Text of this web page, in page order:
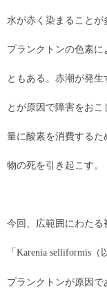
水が赤く染まること
プランクトンの色素に
ともある。赤潮が発
とが原因で障害をお
量に酸素を消費する
物の死を引き起こす。
今回、広範囲にわたる
「Karenia selliformis
プランクトンが原因